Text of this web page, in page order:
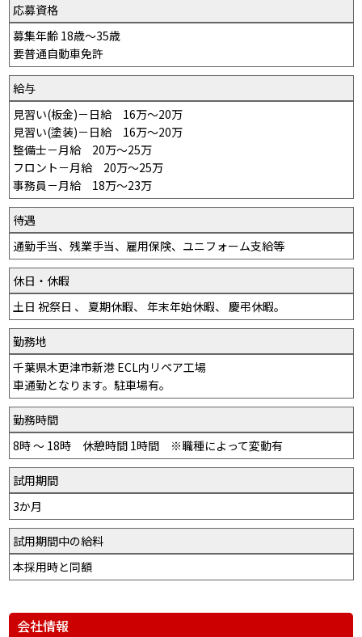
応募資格
募集年齢 18歳～35歳
要普通自動車免許
給与
見習い(板金)－日給 16万～20万
見習い(塗装)－日給 16万～20万
整備士－月給 20万～25万
フロント－月給 20万～25万
事務員－月給 18万～23万
待遇
通勤手当、残業手当、雇用保険、ユニフォーム支給等
休日・休暇
土日 祝祭日 、 夏期休暇、 年末年始休暇、 慶弔休暇。
勤務地
千葉県木更津市新港 ECL内リペア工場
車通勤となります。駐車場有。
勤務時間
8時 ～ 18時 休憩時間 1時間 ※職種によって変動有
試用期間
3か月
試用期間中の給料
本採用時と同額
会社情報